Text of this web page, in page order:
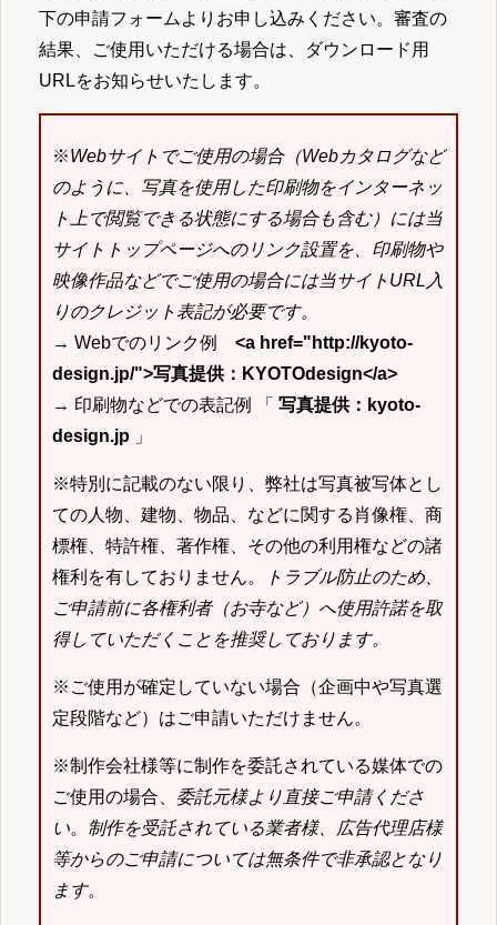
下の申請フォームよりお申し込みください。審査の
結果、ご使用いただける場合は、ダウンロード用
URLをお知らせいたします。
※Webサイトでご使用の場合（Webカタログなど
のように、写真を使用した印刷物をインターネッ
ト上で閲覧できる状態にする場合も含む）には当
サイトトップページへのリンク設置を、印刷物や
映像作品などでご使用の場合には当サイトURL入
りのクレジット表記が必要です。
→ Webでのリンク例 <a href="http://kyoto-
design.jp/">写真提供：KYOTOdesign</a>
→ 印刷物などでの表記例 「 写真提供：kyoto-
design.jp 」
※特別に記載のない限り、弊社は写真被写体とし
ての人物、建物、物品、などに関する肖像権、商
標権、特許権、著作権、その他の利用権などの諸
権利を有しておりません。
トラブル防止のため、
ご申請前に各権利者（お寺など）へ使用許諾を取
得していただくことを推奨しております。
※ご使用が確定していない場合（企画中や写真選
定段階など）はご申請いただけません。
※制作会社様等に制作を委託されている媒体での
ご使用の場合、 委託元様より直接ご申請くださ
い。 制作を受託されている業者様、広告代理店様
等からのご申請については無条件で非承認となり
ます。